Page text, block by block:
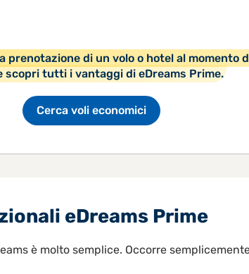
di un volo o hotel al momento
scopri tutti i vantaggi di eDreams Prime.
Cerca voli economici
eDreams Prime
è molto semplice. Occorre